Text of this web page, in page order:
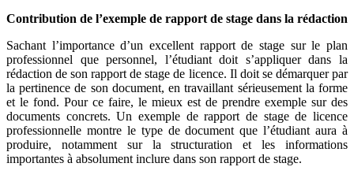
Contribution de l’exemple de rapport de stage dans la rédaction
Sachant l’importance d’un excellent rapport de stage sur le plan
professionnel que personnel, l’étudiant doit s’appliquer dans la
rédaction de son rapport de stage de licence. Il doit se démarquer par
la pertinence de son document, en travaillant sérieusement la forme
et le fond. Pour ce faire, le mieux est de prendre exemple sur des
documents concrets. Un exemple de rapport de stage de licence
professionnelle montre le type de document que l’étudiant aura à
produire, notamment sur la structuration et les informations
importantes à absolument inclure dans son rapport de stage.